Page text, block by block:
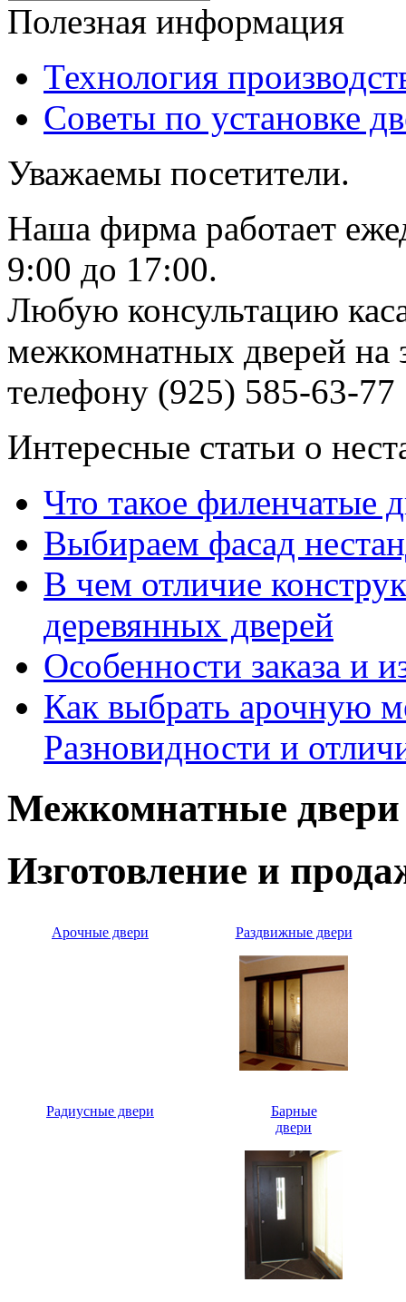
Полезная информация
Технология
Советы по установке
Уважаемы посетители.
Наша фирма работает
9:00 до 17:00.
Любую консультацию
межкомнатных дверей на
телефону (925) 585-63-77
Интересные статьи о
Что такое филенчатые
Выбираем фасад
В чем отличие
деревянных дверей
Особенности заказа и
Как выбрать арочную
Разновидности и
Межкомнатные двери
Изготовление и
Арочные двери Раздвижные двери
Радиусные двери
Барные
двери